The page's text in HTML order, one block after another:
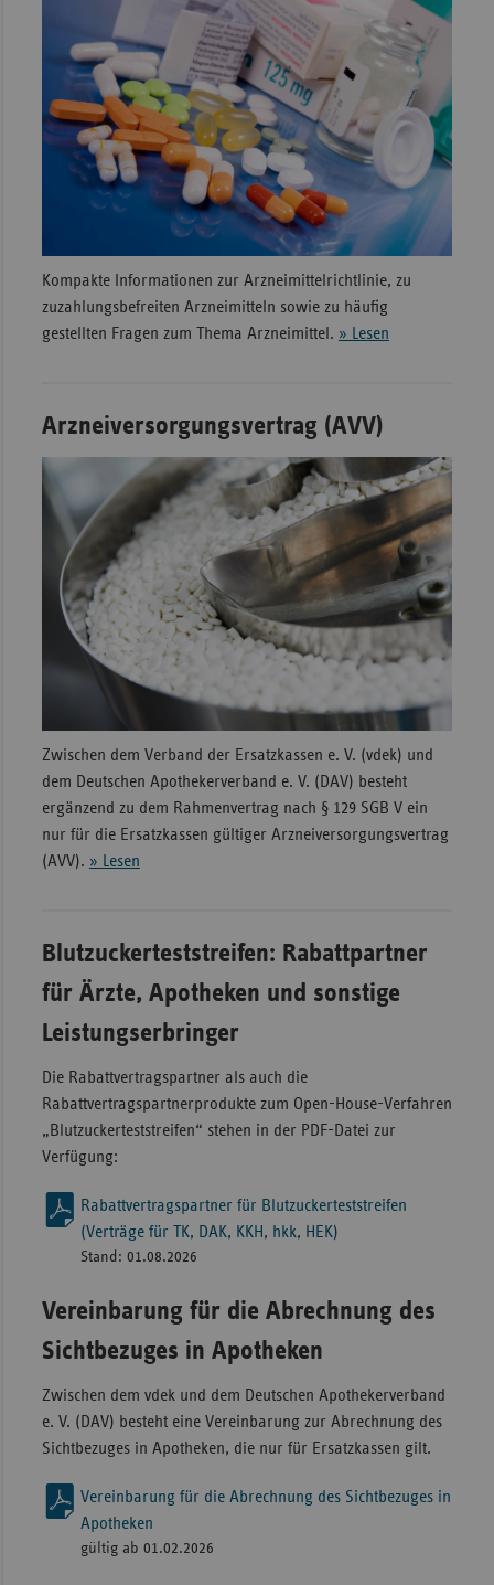
Kompakte Informationen zur Arzneimittelrichtlinie, zu
zuzahlungsbefreiten Arzneimitteln sowie zu häufig
gestellten Fragen zum Thema Arzneimittel. » Lesen
Arzneiversorgungsvertrag (AVV)
Zwischen dem Verband der Ersatzkassen e. V. (vdek) und
dem Deutschen Apothekerverband e. V. (DAV) besteht
ergänzend zu dem Rahmenvertrag nach § 129 SGB V ein
nur für die Ersatzkassen gültiger Arzneiversorgungsvertrag
(AVV). » Lesen
Blutzuckerteststreifen: Rabattpartner
für Ärzte, Apotheken und sonstige
Leistungserbringer
Die Rabattvertragspartner als auch die
Rabattvertragspartnerprodukte zum Open-House-Verfahren
„Blutzuckerteststreifen“ stehen in der PDF-Datei zur
Verfügung:
Rabattvertragspartner für Blutzuckerteststreifen
(Verträge für TK, DAK, KKH, hkk, HEK)
Stand: 01.08.2026
Vereinbarung für die Abrechnung des
Sichtbezuges in Apotheken
Zwischen dem vdek und dem Deutschen Apothekerverband
e. V. (DAV) besteht eine Vereinbarung zur Abrechnung des
Sichtbezuges in Apotheken, die nur für Ersatzkassen gilt.
Vereinbarung für die Abrechnung des Sichtbezuges in
Apotheken
gültig ab 01.02.2026